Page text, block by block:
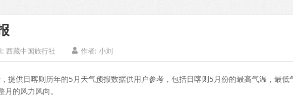
西藏中国旅行社  作者: 小刘
提供日喀则历年的5月天气预报数据供用户参考，包括日喀则5月份的最高气温，最低
的风力风向。